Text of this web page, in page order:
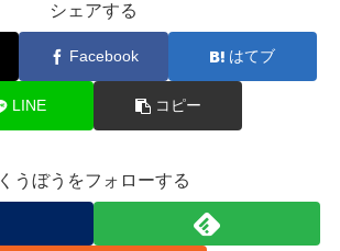
シェアする
Facebook はてブ
LINE コピー
くうぼうをフォローする